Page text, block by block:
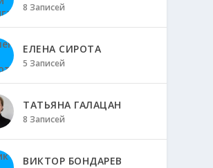
8 Записей
ЕЛЕНА СИРОТА
5 Записей
ТАТЬЯНА ГАЛАЦАН
8 Записей
ВИКТОР БОНДАРЕВ